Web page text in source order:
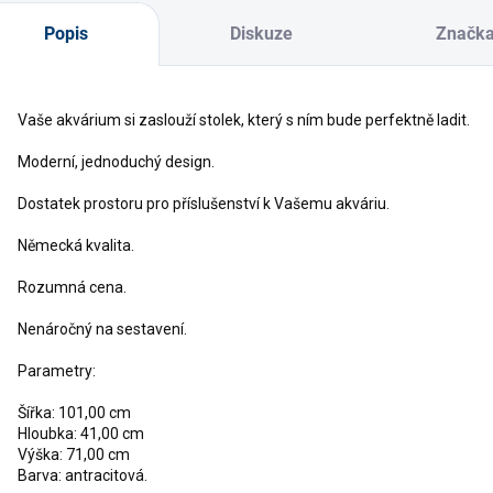
Popis Diskuze
Vaše akvárium si zaslouží stolek, který s ním bude perfektně ladit.
Moderní, jednoduchý design.
Dostatek prostoru pro příslušenství k Vašemu akváriu.
Německá kvalita.
Rozumná cena.
Nenáročný na sestavení.
Parametry:
Šířka: 101,00 cm
Hloubka: 41,00 cm
Výška: 71,00 cm
Barva: antracitová.